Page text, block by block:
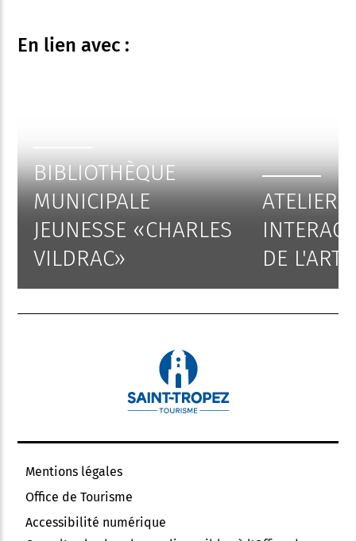
En lien avec :
BIBLIOTHÈQUE
MUNICIPALE
JEUNESSE «CHARLES
VILDRAC»
ATELIERS
DE L'ART
Mentions légales
Office de Tourisme
Accessibilité numérique